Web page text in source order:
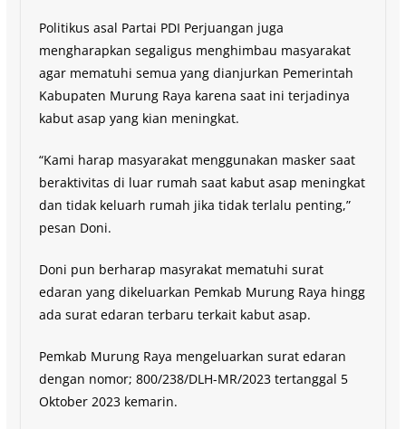
Politikus asal Partai PDI Perjuangan juga
mengharapkan segaligus menghimbau masyarakat
agar mematuhi semua yang dianjurkan Pemerintah
Kabupaten Murung Raya karena saat ini terjadinya
kabut asap yang kian meningkat.
“Kami harap masyarakat menggunakan masker saat
beraktivitas di luar rumah saat kabut asap meningkat
dan tidak keluarh rumah jika tidak terlalu penting,”
pesan Doni.
Doni pun berharap masyrakat mematuhi surat
edaran yang dikeluarkan Pemkab Murung Raya hingg
ada surat edaran terbaru terkait kabut asap.
Pemkab Murung Raya mengeluarkan surat edaran
dengan nomor; 800/238/DLH-MR/2023 tertanggal 5
Oktober 2023 kemarin.